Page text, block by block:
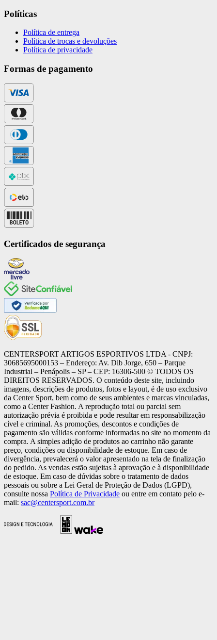
Políticas
Política de entrega
Política de trocas e devoluções
Política de privacidade
Formas de pagamento
Certificados de segurança
CENTERSPORT ARTIGOS ESPORTIVOS LTDA - CNPJ:
30685695000153 – Endereço: Av. Dib Jorge, 650 – Parque
Industrial – Penápolis – SP – CEP: 16306-500 ©️ TODOS OS
DIREITOS RESERVADOS. O conteúdo deste site, incluindo
imagens, descrições de produtos, fotos e layout, é de uso exclusivo
da Center Sport, bem como de seus ambientes e marcas vinculadas,
como a Center Fashion. A reprodução total ou parcial sem
autorização prévia é proibida e pode resultar em responsabilização
cível e criminal. As promoções, descontos e condições de
pagamento são válidas conforme informadas no site no momento da
compra. A simples adição de produtos ao carrinho não garante
preço, condições ou disponibilidade de estoque. Em caso de
divergência, prevalecerá o valor apresentado na tela de finalização
do pedido. As vendas estão sujeitas à aprovação e à disponibilidade
de estoque. Em caso de dúvidas sobre o tratamento de dados
pessoais ou sobre a Lei Geral de Proteção de Dados (LGPD),
consulte nossa Política de Privacidade ou entre em contato pelo e-
mail: sac@centersport.com.br